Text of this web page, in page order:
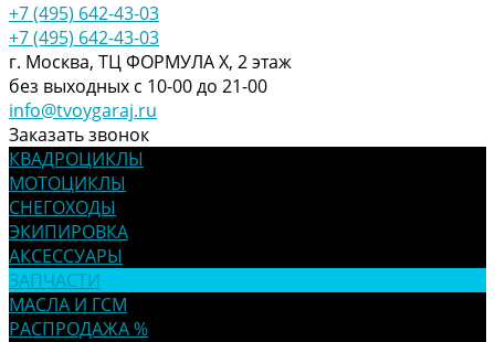
+7 (495) 642-43-03
+7 (495) 642-43-03
г. Москва, ТЦ ФОРМУЛА Х, 2 этаж
без выходных с 10-00 до 21-00
info@tvoygaraj.ru
Заказать звонок
КВАДРОЦИКЛЫ
МОТОЦИКЛЫ
СНЕГОХОДЫ
ЭКИПИРОВКА
АКСЕССУАРЫ
ЗАПЧАСТИ
МАСЛА И ГСМ
РАСПРОДАЖА %